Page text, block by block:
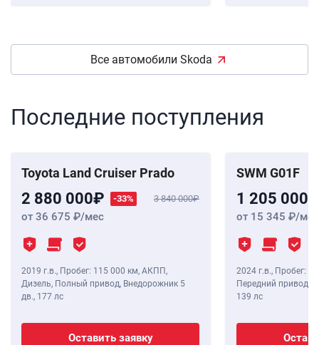
Все автомобили Skoda
Последние поступления
Toyota Land Cruiser Prado
2 880 000 -33% 3 840 000
от 36 675 /мес
2019 г.в., Пробег: 115 000 км, АКПП,
Дизель, Полный привод, Внедорожник 5
дв., 177 лс
Оставить заявку
SWM G01F
1 205 000
от 15 345 /мес
2024 г.в., Пробег: 8
Передний привод,
139 лс